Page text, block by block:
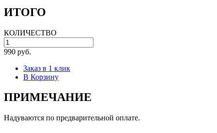
ИТОГО
КОЛИЧЕСТВО
990 руб.
Заказ в 1 клик
В Корзину
ПРИМЕЧАНИЕ
Надуваются по предварительной оплате.